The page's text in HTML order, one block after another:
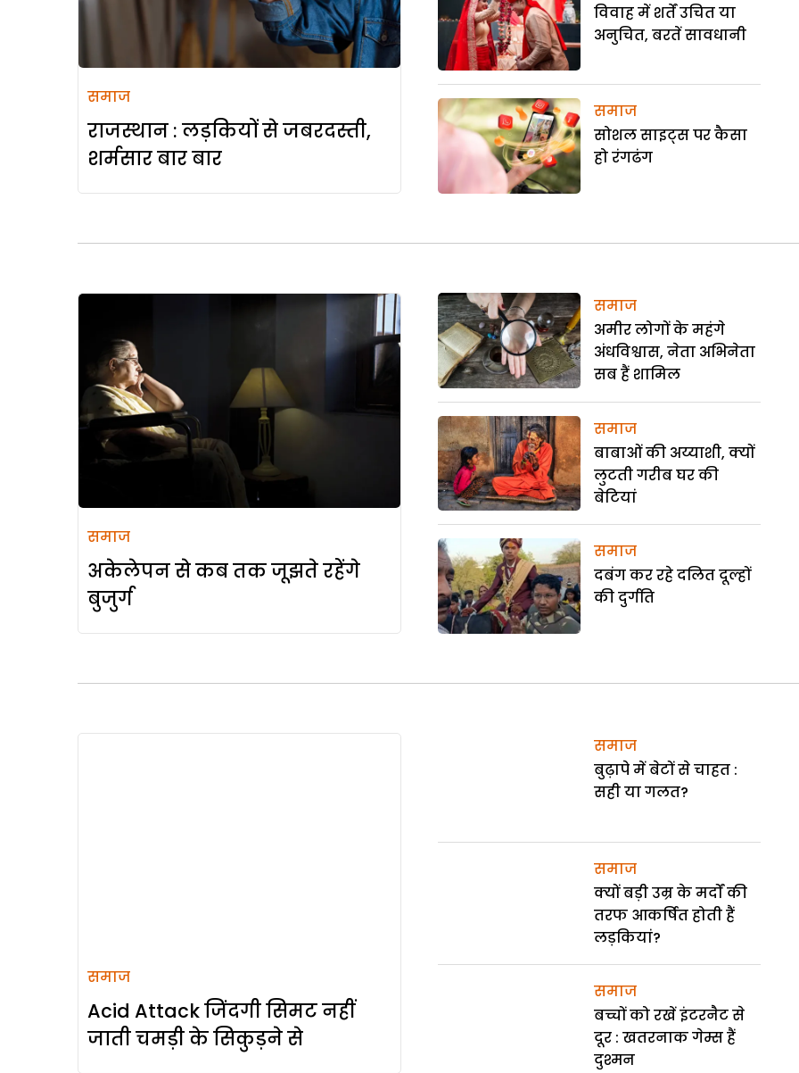
समाज
राजस्थान : लड़कियों से जबरदस्ती,
शर्मसार बार बार
विवाह में शर्तें उचित या
अनुचित, बरतें सावधानी
समाज
सोशल साइट्स पर कैसा
हो रंगढंग
समाज
अकेलेपन से कब तक जूझते रहेंगे
बुजुर्ग
समाज
अमीर लोगों के महंगे
अंधविश्वास, नेता अभिनेता
सब हैं शामिल
समाज
बाबाओं की अय्याशी, क्यों
लुटती गरीब घर की
बेटियां
समाज
दबंग कर रहे दलित दूल्हों
की दुर्गति
समाज
Acid Attack जिंदगी सिमट नहीं
जाती चमड़ी के सिकुड़ने से
समाज
बुढ़ापे में बेटों से चाहत :
सही या गलत?
समाज
क्यों बड़ी उम्र के मर्दों की
तरफ आकर्षित होती हैं
लड़कियां?
समाज
बच्चों को रखें इंटरनैट से
दूर : खतरनाक गेम्स हैं
दुश्मन